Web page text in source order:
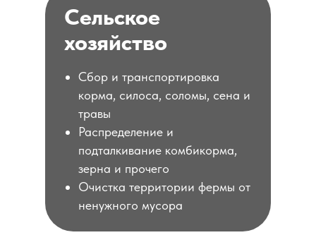
Сельское
хозяйство
Сбор и транспортировка
корма, силоса, соломы, сена и
травы
Распределение и
подталкивание комбикорма,
зерна и прочего
Очистка территории фермы от
ненужного мусора